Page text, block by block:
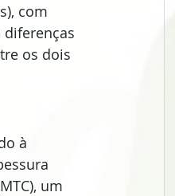
com
diferenças
os dois
à
um